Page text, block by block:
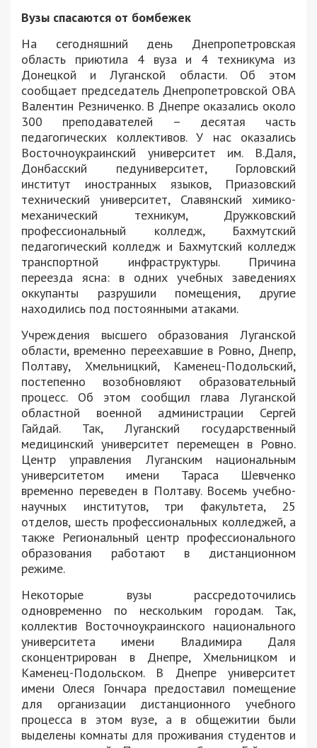
Вузы спасаются от бомбежек
На сегодняшний день Днепропетровская
область приютила 4 вуза и 4 техникума из
Донецкой и Луганской области. Об этом
сообщает председатель Днепропетровской ОВА
Валентин Резниченко. В Днепре оказались около
300 преподавателей – десятая часть
педагогических коллективов. У нас оказались
Восточноукраинский университет им. В.Даля,
Донбасский педуниверситет, Горловский
институт иностранных языков, Приазовский
технический университет, Славянский химико-
механический техникум, Дружковский
профессиональный колледж, Бахмутский
педагогический колледж и Бахмутский колледж
транспортной инфраструктуры. Причина
переезда ясна: в одних учебных заведениях
оккупанты разрушили помещения, другие
находились под постоянными атаками.
Учреждения высшего образования Луганской
области, временно переехавшие в Ровно, Днепр,
Полтаву, Хмельницкий, Каменец-Подольский,
постепенно возобновляют образовательный
процесс. Об этом сообщил глава Луганской
областной военной администрации Сергей
Гайдай. Так, Луганский государственный
медицинский университет перемещен в Ровно.
Центр управления Луганским национальным
университетом имени Тараса Шевченко
временно переведен в Полтаву. Восемь учебно-
научных институтов, три факультета, 25
отделов, шесть профессиональных колледжей, а
также Региональный центр профессионального
образования работают в дистанционном
режиме.
Некоторые вузы рассредоточились
одновременно по нескольким городам. Так,
коллектив Восточноукраинского национального
университета имени Владимира Даля
сконцентрирован в Днепре, Хмельницком и
Каменец-Подольском. В Днепре университет
имени Олеся Гончара предоставил помещение
для организации дистанционного учебного
процесса в этом вузе, а в общежитии были
выделены комнаты для проживания студентов и